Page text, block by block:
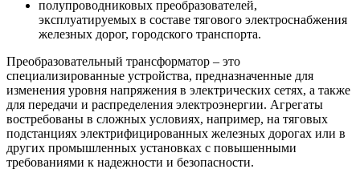
полупроводниковых преобразователей,
эксплуатируемых в составе тягового электроснабжения
железных дорог, городского транспорта.
Преобразовательный трансформатор – это
специализированные устройства, предназначенные для
изменения уровня напряжения в электрических сетях, а также
для передачи и распределения электроэнергии. Агрегаты
востребованы в сложных условиях, например, на тяговых
подстанциях электрифицированных железных дорогах или в
других промышленных установках с повышенными
требованиями к надежности и безопасности.